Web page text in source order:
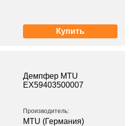
Купить
Демпфер MTU
EX59403500007
Производитель:
MTU (Германия)